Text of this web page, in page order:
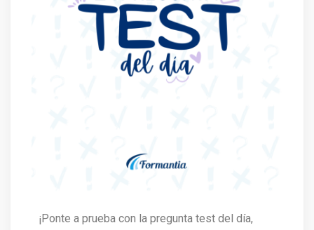
¡Ponte a prueba con la pregunta test del día,